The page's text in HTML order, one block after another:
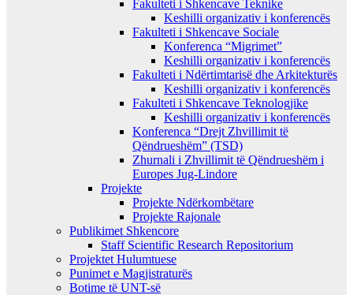
Fakulteti i Shkencave Teknike
Keshilli organizativ i konferencës
Fakulteti i Shkencave Sociale
Konferenca “Migrimet”
Keshilli organizativ i konferencës
Fakulteti i Ndërtimtarisë dhe Arkitekturës
Keshilli organizativ i konferencës
Fakulteti i Shkencave Teknologjike
Keshilli organizativ i konferencës
Konferenca “Drejt Zhvillimit të
Qëndrueshëm” (TSD)
Zhurnali i Zhvillimit të Qëndrueshëm i
Europes Jug-Lindore
Projekte
Projekte Ndërkombëtare
Projekte Rajonale
Publikimet Shkencore
Staff Scientific Research Repositorium
Projektet Hulumtuese
Punimet e Magjistraturës
Botime të UNT-së